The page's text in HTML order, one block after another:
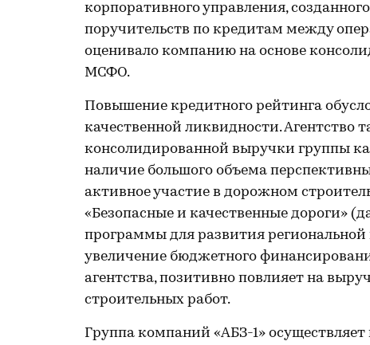
корпоративного управления,
поручительств по кредитам между
оценивало компанию на основе
МСФО.
Повышение кредитного рейтинга
качественной ликвидности. Агентство
консолидированной выручки группы
наличие большого объема
активное участие в дорожном
«Безопасные и качественные дороги»
программы для развития
увеличение бюджетного
агентства, позитивно повлияет на
строительных работ.
Группа компаний «АБЗ-1»